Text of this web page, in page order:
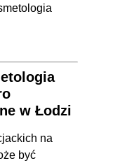
w Łodzi
na
być